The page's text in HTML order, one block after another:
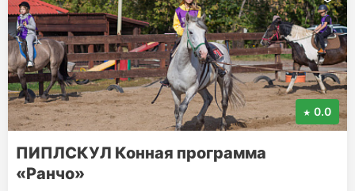
0.0
ПИПЛСКУЛ Конная программа
«Ранчо»